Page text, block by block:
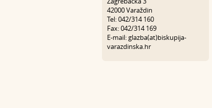
42000 Varaždin
Tel: 042/314 160
Fax: 042/314 169
E-mail: glazba(at)biskupija-
varazdinska.hr